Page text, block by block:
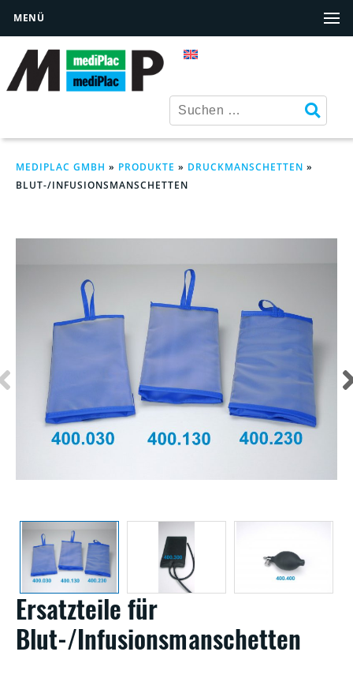
MENÜ
MEDIPLAC GMBH » PRODUKTE » DRUCKMANSCHETTEN »
BLUT-/INFUSIONSMANSCHETTEN
Ersatzteile für
Blut-/Infusionsmanschetten